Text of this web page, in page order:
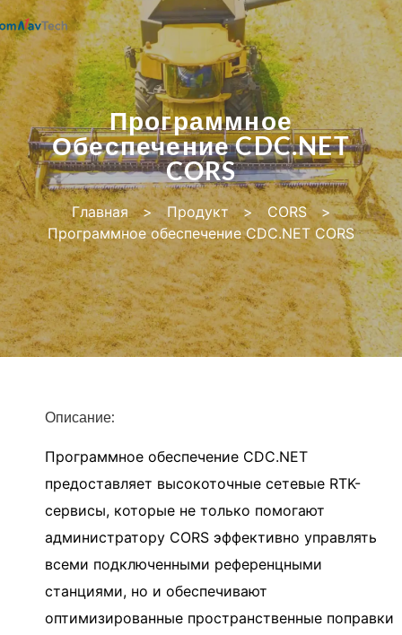
Программное
Обеспечение CDC.NET
CORS
Главная > Продукт > CORS
>
Программное обеспечение CDC.NET CORS
Описание:
Программное обеспечение CDC.NET
предоставляет высокоточные сетевые RTK-
сервисы, которые не только помогают
администратору CORS эффективно управлять
всеми подключенными референцными
станциями, но и обеспечивают
оптимизированные пространственные поправки